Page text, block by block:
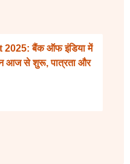
बैंक ऑफ इंडिया में
आज से शुरू, पात्रता और